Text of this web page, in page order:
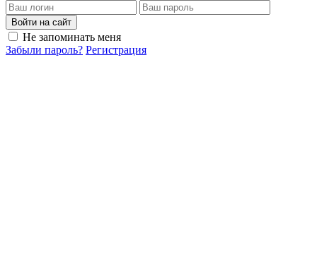
Войти на сайт
Не запоминать меня
Забыли пароль? Регистрация